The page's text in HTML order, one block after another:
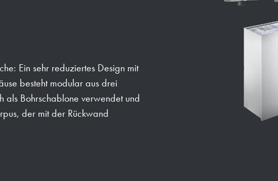
Ein sehr reduziertes Design mit
besteht modular aus drei
als Bohrschablone verwendet und
der mit der Rückwand